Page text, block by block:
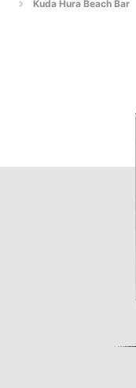
Kuda Hura Beach Bar